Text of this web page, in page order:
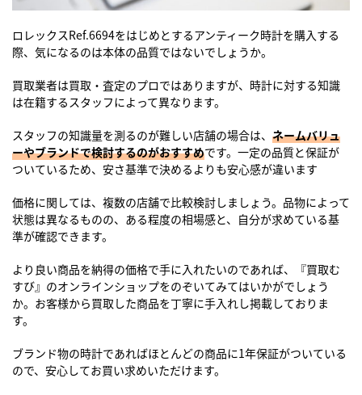
ロレックスRef.6694をはじめとするアンティーク時計を購入する
際、気になるのは本体の品質ではないでしょうか。
買取業者は買取・査定のプロではありますが、時計に対する知識
は在籍するスタッフによって異なります。
スタッフの知識量を測るのが難しい店舗の場合は、 ネームバリュ
ーやブランドで検討するのがおすすめです。一定の品質と保証が
ついているため、安さ基準で決めるよりも安心感が違います
価格に関しては、複数の店舗で比較検討しましょう。品物によって
状態は異なるものの、ある程度の相場感と、自分が求めている基
準が確認できます。
より良い商品を納得の価格で手に入れたいのであれば、『買取む
すび』のオンラインショップをのぞいてみてはいかがでしょう
か。お客様から買取した商品を丁寧に手入れし掲載しておりま
す。
ブランド物の時計であればほとんどの商品に1年保証がついている
ので、安心してお買い求めいただけます。